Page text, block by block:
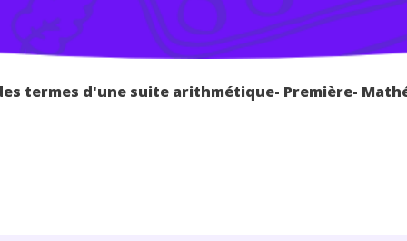
termes d'une suite arithmétique- Première-